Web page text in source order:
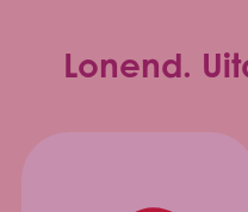
Lonend.